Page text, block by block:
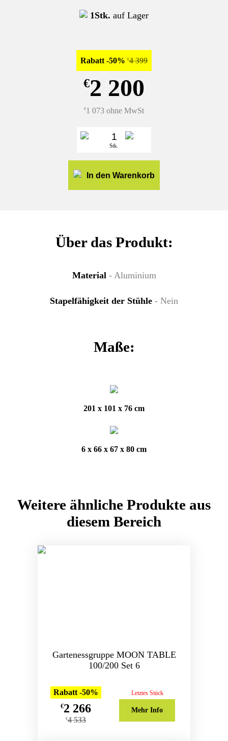
1Stk. auf Lager
Rabatt -50% €4 399
€2 200
€1 073 ohne MwSt
Stk.
In den Warenkorb
Über das Produkt:
Material- Aluminium
Stapelfähigkeit der Stühle - Nein
Maße:
201 x 101 x 76 cm
6 x 66 x 67 x 80 cm
Weitere ähnliche Produkte aus
diesem Bereich
Gartenessgruppe MOON TABLE
100/200 Set 6
Rabatt -50%
€2 266
€4 533
Letztes Stück
Mehr Info